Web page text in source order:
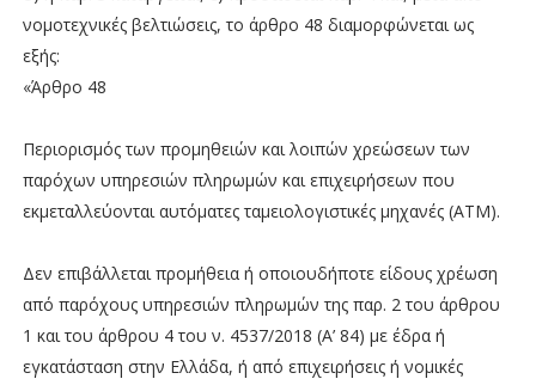
νομοτεχνικές βελτιώσεις, το άρθρο 48 διαμορφώνεται ως
εξής:
«Άρθρο 48
Περιορισμός των προμηθειών και λοιπών χρεώσεων των
παρόχων υπηρεσιών πληρωμών και επιχειρήσεων που
εκμεταλλεύονται αυτόματες ταμειολογιστικές μηχανές (ΑΤΜ).
Δεν επιβάλλεται προμήθεια ή οποιουδήποτε είδους χρέωση
από παρόχους υπηρεσιών πληρωμών της παρ. 2 του άρθρου
1 και του άρθρου 4 του ν. 4537/2018 (Α’ 84) με έδρα ή
εγκατάσταση στην Ελλάδα, ή από επιχειρήσεις ή νομικές